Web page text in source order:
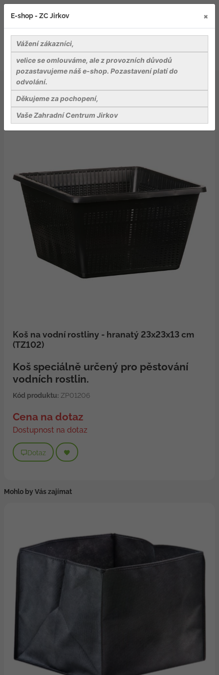
Záhradnické potřeby
Koše na vodní rostliny
Koš na vodní rostliny - hranatý 23x23x13 cm (TZ102)
Koš na vodní rostliny - hranatý 23x23x13 cm
(TZ102)
Koš speciálně určený pro pěstování
vodních rostlin.
Kód produktu:ZP01206
Cena na dotaz
Dostupnost na dotaz
Dotaz
Mohlo by Vás zajímat
E-shop - ZC Jirkov ×
Vážení zákazníci,
velice se omlouváme, ale z provozních důvodů
pozastavujeme náš e-shop. Pozastavení platí do
odvolání.
Děkujeme za pochopení,
Vaše Zahradní Centrum Jirkov